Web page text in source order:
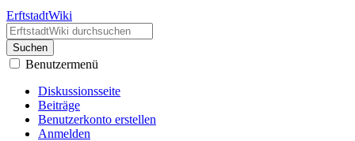
ErftstadtWiki
Suchen
Benutzermenü
Diskussionsseite
Beiträge
Benutzerkonto erstellen
Anmelden